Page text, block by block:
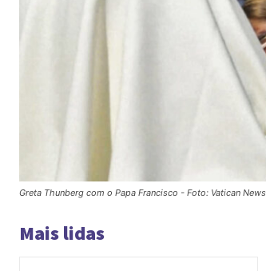
Greta Thunberg com o Papa Francisco - Foto: Vatican News
Mais lidas